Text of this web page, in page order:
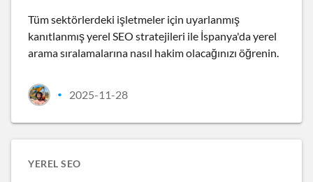
Tüm sektörlerdeki işletmeler için uyarlanmış
kanıtlanmış yerel SEO stratejileri ile İspanya'da yerel
arama sıralamalarına nasıl hakim olacağınızı öğrenin.
• 2025-11-28
YEREL SEO